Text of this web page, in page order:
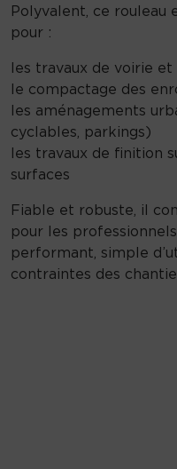
Polyvalent, ce
pour :
les travaux de voirie
le compactage des
les aménagements
cyclables, parkings)
les travaux de finition
surfaces
Fiable et robuste, il
pour les
performant, simple
contraintes des